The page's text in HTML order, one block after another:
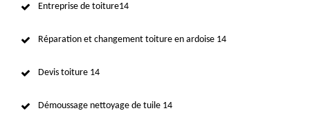
Entreprise de toiture14
Réparation et changement toiture en ardoise 14
Devis toiture 14
Démoussage nettoyage de tuile 14